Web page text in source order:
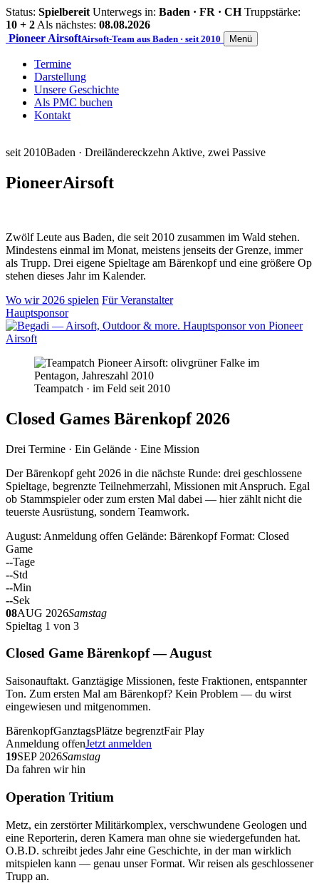
Status: Spielbereit Unterwegs in: Baden · FR · CH Truppstärke:
10 + 2 Als nächstes: 08.08.2026
Pioneer AirsoftAirsoft-Team aus Baden · seit 2010 Menü
Termine
Darstellung
Unsere Geschichte
Als PMC buchen
Kontakt
seit 2010Baden · Dreiländereckzehn Aktive, zwei Passive
PioneerAirsoft
Zwölf Leute aus Baden, die seit 2010 zusammen im Wald stehen.
Mindestens einmal im Monat, meistens jenseits der Grenze, immer
als Trupp. Drei eigene Spieltage am Bärenkopf und eine größere Op
stehen dieses Jahr im Kalender.
Wo wir 2026 spielen Für Veranstalter
Hauptsponsor
Teampatch · im Feld seit 2010
Closed Games Bärenkopf 2026
Drei Termine · Ein Gelände · Eine Mission
Der Bärenkopf geht 2026 in die nächste Runde: drei geschlossene
Spieltage, begrenzte Teilnehmerzahl, Missionen mit Anspruch. Egal
ob Stammspieler oder zum ersten Mal dabei — hier zählt nicht die
teuerste Ausrüstung, sondern Teamwork.
August: Anmeldung offen Gelände: Bärenkopf Format: Closed
Game
--Tage
--Std
--Min
--Sek
08AUG 2026Samstag
Spieltag 1 von 3
Closed Game Bärenkopf — August
Saisonauftakt. Ganztägige Missionen, feste Fraktionen, entspannter
Ton. Zum ersten Mal am Bärenkopf? Kein Problem — du wirst
eingewiesen und mitgenommen.
BärenkopfGanztagsPlätze begrenztFair Play
Anmeldung offenJetzt anmelden
19SEP 2026Samstag
Da fahren wir hin
Operation Tritium
Metz, ein zerstörter Militärkomplex, verschwundene Geologen und
eine Reporterin, deren Kamera man ohne sie wiedergefunden hat.
O.B.D. schreibt jedes Jahr eine Geschichte, in der man wirklich
mitspielen kann — genau unser Format. Wir reisen als geschlossener
Trupp an.